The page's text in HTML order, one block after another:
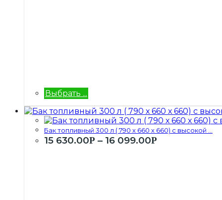
Выбрать ...
Бак топливный 300 л ( 790 х 660 х 660) с высокой ...
15 630.00Р – 16 099.00Р